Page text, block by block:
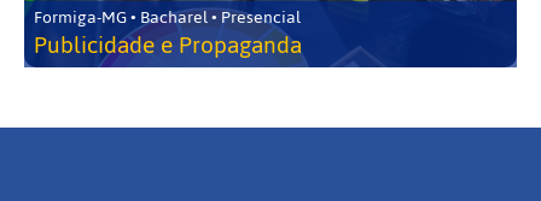
Formiga-MG • Bacharel • Presencial
Publicidade e Propaganda